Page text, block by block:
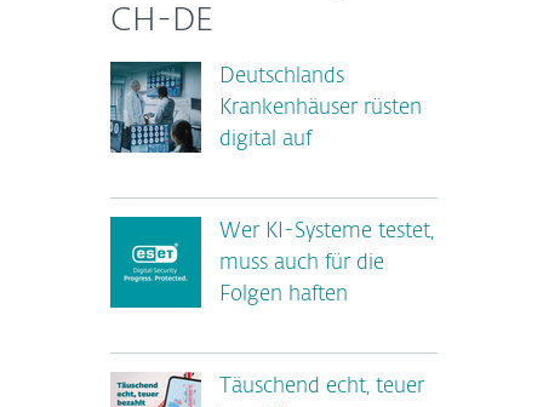
CH-DE
Deutschlands
Krankenhäuser rüsten
digital auf
Wer KI-Systeme testet,
muss auch für die
Folgen haften
Täuschend echt, teuer